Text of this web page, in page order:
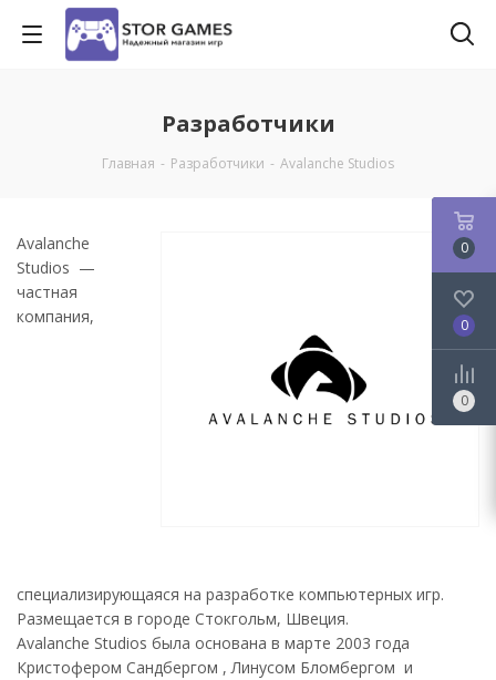
Разработчики
Главная - Разработчики - Avalanche Studios
Avalanche
Studios —
частная
компания,
специализирующаяся на разработке компьютерных игр.
Размещается в городе Стокгольм, Швеция.
Avalanche Studios была основана в марте 2003 года
Кристофером Сандбергом , Линусом Бломбергом и
0
0
0